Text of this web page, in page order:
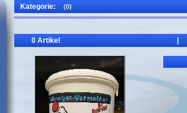
Kategorie: (0)
0 Artikel